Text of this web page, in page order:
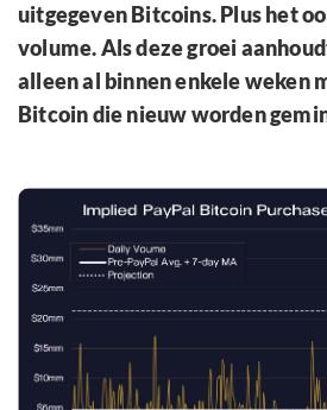
uitgegeven Bitcoins. Plus het
volume. Als deze groei
alleen al binnen enkele weken
Bitcoin die nieuw worden